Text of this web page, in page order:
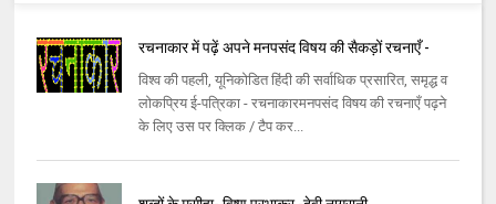
रचनाकार में पढ़ें अपने मनपसंद विषय की सैकड़ों रचनाएँ -
विश्व की पहली, यूनिकोडित हिंदी की सर्वाधिक प्रसारित, समृद्ध व
लोकप्रिय ई-पत्रिका - रचनाकारमनपसंद विषय की रचनाएँ पढ़ने
के लिए उस पर क्लिक / टैप कर...